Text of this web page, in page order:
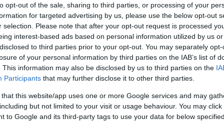
opt-out of the sale, sharing to third parties, or processing of your
for targeted advertising by us, please use the below opt-out
selection. Please note that after your opt-out request is processed
interest-based ads based on personal information utilized by us
to third parties prior to your opt-out. You may separately
of your personal information by third parties on the IAB’s list of
This information may also be disclosed by us to third parties on the
Participants that may further disclose it to other third parties.
that this website/app uses one or more Google services and may
but not limited to your visit or usage behaviour. You may
to Google and its third-party tags to use your data for below
ADATCSERE
GPRS Van
EDGE Nincs
WAP v2,x
EMS eMail
MMS Van